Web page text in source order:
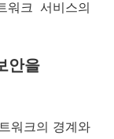
워크 서비스의
안을
워크의 경계와